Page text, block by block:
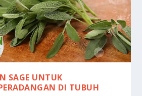
SAGE UNTUK
DI TUBUH